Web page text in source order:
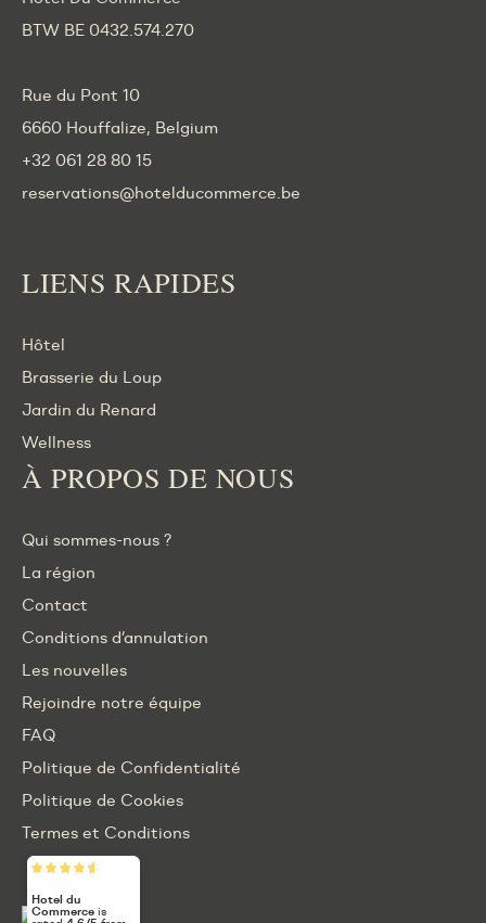
BTW BE 0432.574.270
Rue du Pont 10
6660 Houffalize, Belgium
+32 061 28 80 15
reservations@hotelducommerce.be
LIENS RAPIDES
Hôtel
Brasserie du Loup
Jardin du Renard
Wellness
À PROPOS DE NOUS
Qui sommes-nous ?
La région
Contact
Conditions d’annulation
Les nouvelles
Rejoindre notre équipe
FAQ
Politique de Confidentialité
Politique de Cookies
Termes et Conditions
Hotel du
Commerce is